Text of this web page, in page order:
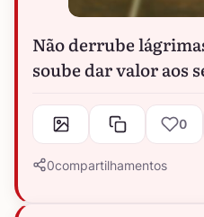
Não derrube
soube dar valor aos
0
0compartilhamentos